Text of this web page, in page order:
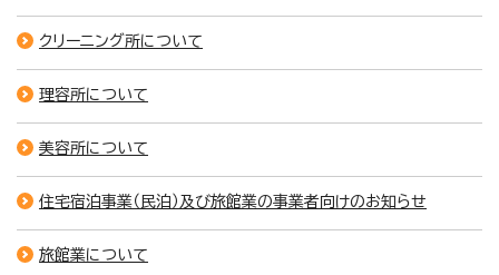
クリーニング所について
理容所について
美容所について
住宅宿泊事業（民泊）及び旅館業の事業者向けのお知らせ
旅館業について